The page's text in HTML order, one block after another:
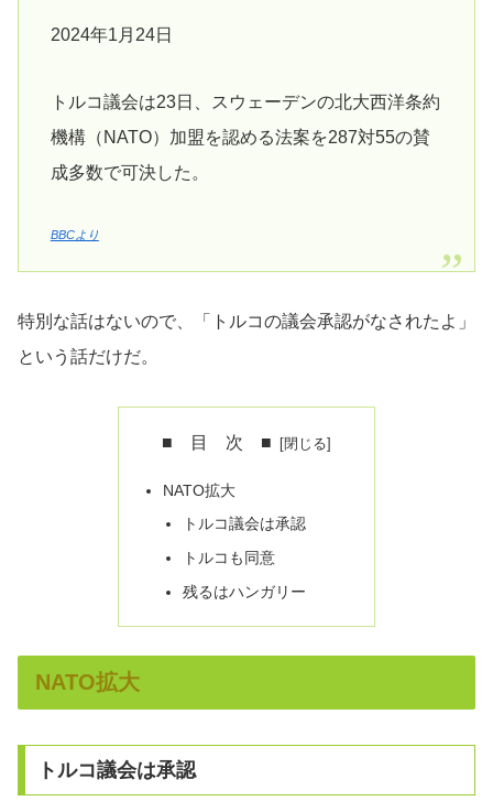
2024年1月24日
トルコ議会は23日、スウェーデンの北大西洋条約
機構（NATO）加盟を認める法案を287対55の賛
成多数で可決した。
BBCより
特別な話はないので、「トルコの議会承認がなされたよ」
という話だけだ。
■ 目 次 ■
NATO拡大
トルコ議会は承認
トルコも同意
残るはハンガリー
NATO拡大
トルコ議会は承認